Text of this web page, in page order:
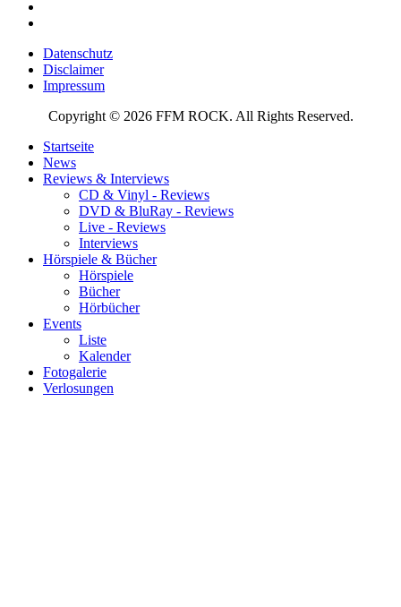
Datenschutz
Disclaimer
Impressum
Copyright © 2026 FFM ROCK. All Rights Reserved.
Startseite
News
Reviews & Interviews
CD & Vinyl - Reviews
DVD & BluRay - Reviews
Live - Reviews
Interviews
Hörspiele & Bücher
Hörspiele
Bücher
Hörbücher
Events
Liste
Kalender
Fotogalerie
Verlosungen